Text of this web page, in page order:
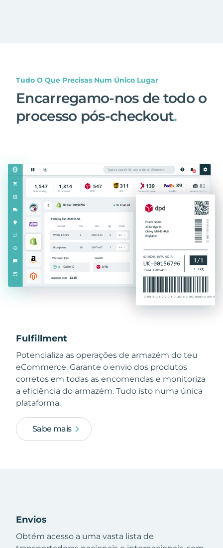
Tudo O Que Precisas Num Único Lugar
Encarregamo-nos de todo o
processo pós-checkout.
Fulfillment
Potencializa as operações de armazém do teu
eCommerce. Garante o envio dos produtos
corretos em todas as encomendas e monitoriza
a eficiência do armazém. Tudo isto numa única
plataforma.
Sabe mais
Envios
Obtém acesso a uma vasta lista de